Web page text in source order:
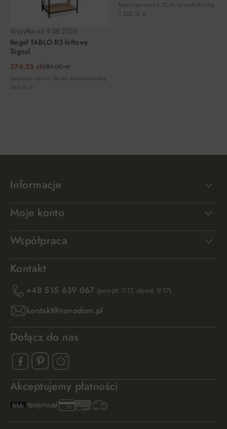
Wysyłka od 9.08.2026
Regał TABLO R3 loftowy
Signal
274,55 zł289,00 zł
Najniższa cena z 30 dni przed obniżką:
260,10 zł
Najniższa cena z 30 dni przed obniżką:
1 222,32 zł
Informacje
Moje konto
Współpraca
Kontakt
+48 515 639 067 (pon-pt: 7-17, sb-nd: 9-17)
kontakt@novodom.pl
Dołącz do nas
Akceptujemy płatności